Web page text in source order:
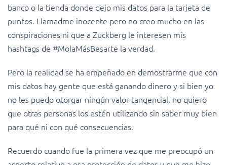
banco o la tienda donde dejo mis datos para la tarjeta de
puntos. Llamadme inocente pero no creo mucho en las
conspiraciones ni que a Zuckberg le interesen mis
hashtags de #MolaMásBesarte la verdad.
Pero la realidad se ha empeñado en demostrarme que con
mis datos hay gente que está ganando dinero y si bien yo
no les puedo otorgar ningún valor tangencial, no quiero
que otras personas los estén utilizando sin saber muy bien
para qué ni con qué consecuencias.
Recuerdo cuando fue la primera vez que me preocupó un